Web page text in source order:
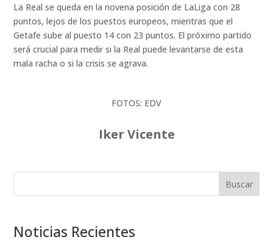
La Real se queda en la novena posición de LaLiga con 28
puntos, lejos de los puestos europeos, mientras que el
Getafe sube al puesto 14 con 23 puntos. El próximo partido
será crucial para medir si la Real puede levantarse de esta
mala racha o si la crisis se agrava.
FOTOS: EDV
Iker Vicente
Buscar
Noticias Recientes